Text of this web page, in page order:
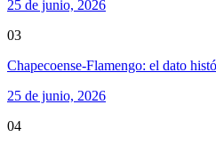
25 de junio, 2026
03
Chapecoense-Flamengo: el dato
25 de junio, 2026
04